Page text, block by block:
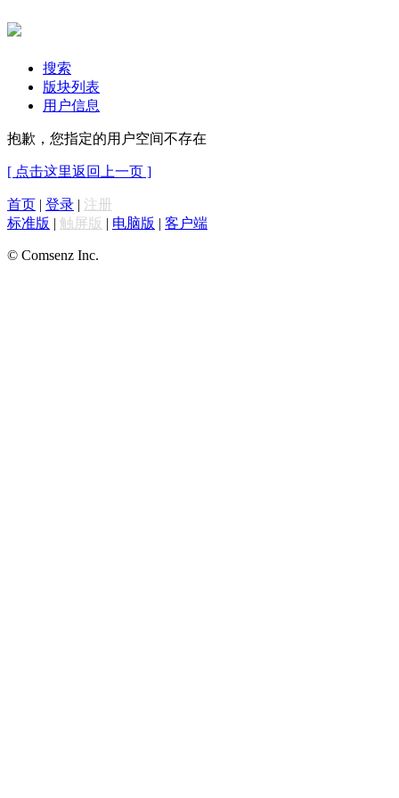
搜索
版块列表
用户信息
抱歉，您指定的用户空间不存在
[ 点击这里返回上一页 ]
首页 | 登录 | 注册
标准版 | 触屏版 | 电脑版 | 客户端
© Comsenz Inc.